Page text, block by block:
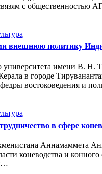
с общественностью
внешнюю политику
университета имени В.
в городе
востоковедения и
в сфере
Аннамаммета
коневодства и